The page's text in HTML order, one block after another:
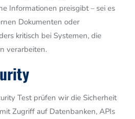
Informationen preisgibt – sei es
Dokumenten oder
kritisch bei Systemen, die
verarbeiten.
Test prüfen wir die Sicherheit
Zugriff auf Datenbanken, APIs